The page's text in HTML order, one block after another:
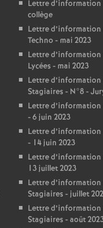
Lettre d’information
collège
Lettre d’information
Techno - mai 2023
Lettre d’information
Lycées - mai 2023
Lettre d’information
Stagiaires - N°8 -
Lettre d’information
- 6 juin 2023
Lettre d’information
- 14 juin 2023
Lettre d’information
13 juillet 2023
Lettre d’information
Stagiaires - juillet
Lettre d’information
Stagiaires - août